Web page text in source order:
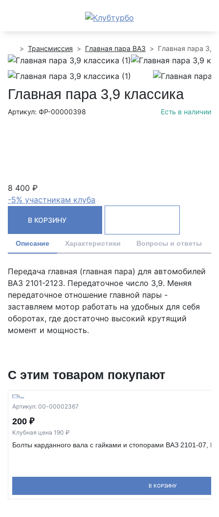
Трансмиссия Главная пара ВАЗ Главная пара 3,9
Главная пара 3,9 классика
Артикул: ФР-00000398 Есть в наличии
8 400 ₽
-5% участникам клуба
В КОРЗИНУ
Описание Характеристики Вопросы и ответы
Передача главная (главная пара) для автомобилей
ВАЗ 2101-2123. Передаточное число 3,9. Меняя
передаточное отношение главной пары -
заставляем мотор работать на удобных для себя
оборотах, где достаточно высокий крутящий
момент и мощность.
С этим товаром покупают
Артикул: 00-00002367
200 ₽
Клубная цена 190 ₽
Болты карданного вала с гайками и стопорами ВАЗ 2101-07,
В КОРЗИНУ